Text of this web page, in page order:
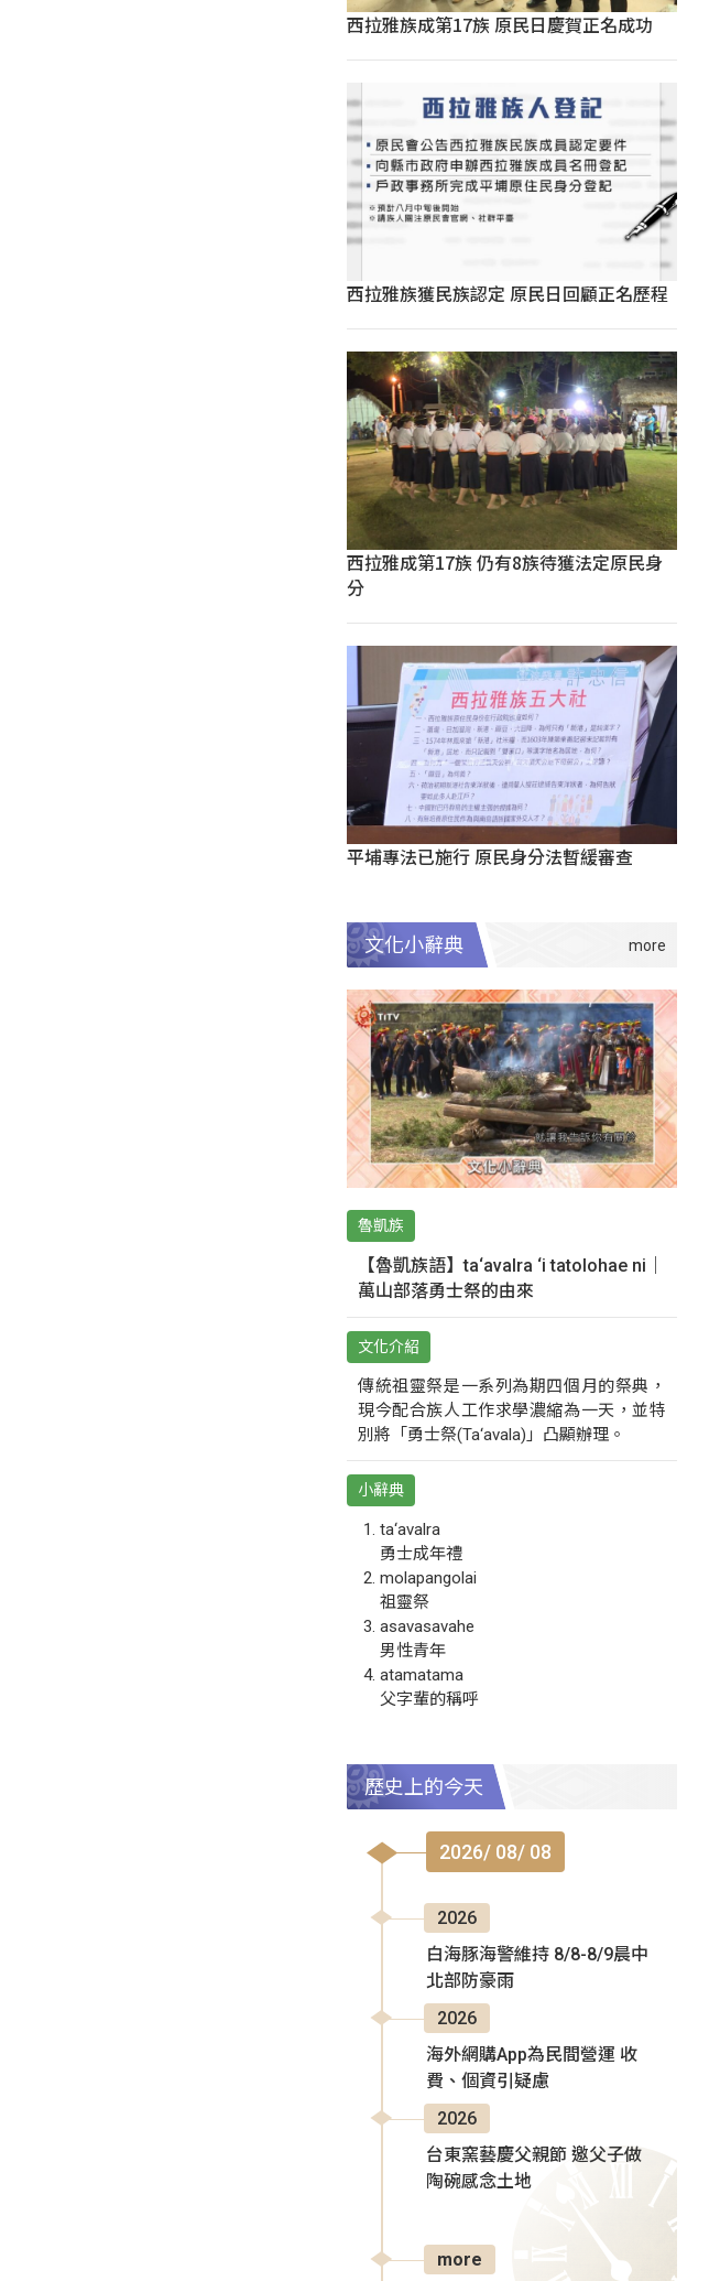
西拉雅族成第17族 原民日慶賀正名成功
西拉雅族獲民族認定 原民日回顧正名歷程
西拉雅成第17族 仍有8族待獲法定原民身
分
平埔專法已施行 原民身分法暫緩審查
文化小辭典
魯凱族
【魯凱族語】ta‘avalra ‘i tatolohae ni｜
萬山部落勇士祭的由來
文化介紹
傳統祖靈祭是一系列為期四個月的祭典，
現今配合族人工作求學濃縮為一天，並特
別將「勇士祭(Ta‘avala)」凸顯辦理。
小辭典
ta‘avalra
勇士成年禮
molapangolai
祖靈祭
asavasavahe
男性青年
atamatama
父字輩的稱呼
歷史上的今天
2026/ 08/ 08
2026
白海豚海警維持 8/8-8/9晨中
北部防豪雨
2026
海外網購App為民間營運 收
費、個資引疑慮
2026
台東窯藝慶父親節 邀父子做
陶碗感念土地
more